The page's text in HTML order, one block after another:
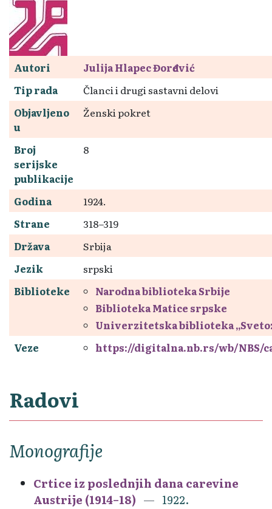
Autori
Julija Hlapec Đorđević
Tip rada
Članci i drugi sastavni delovi
Objavljeno
u
Ženski pokret
Broj
serijske
publikacije
8
Godina
1924.
Strane
318–319
Država
Srbija
Jezik
srpski
Biblioteke
Narodna biblioteka Srbije
Biblioteka Matice srpske
Univerzitetska biblioteka
Veze
https://digitalna.nb.rs/wb/NBS/
Radovi
Monografije
Crtice iz poslednjih dana carevine
Austrije (1914–18)
1922.